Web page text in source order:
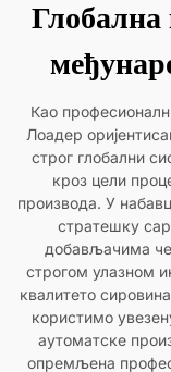
Глобална
Као
Лоадер
строг глобални
кроз цели
производа. У
стратешку
добављачима
строгом улазном
квалитето
користимо
аутоматске
опремљена